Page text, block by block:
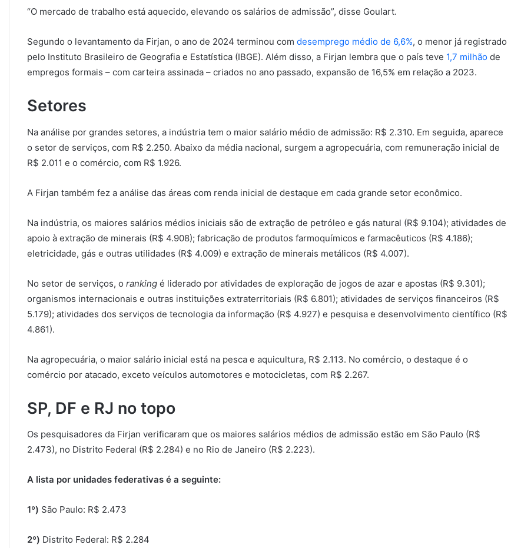
“O mercado de trabalho está aquecido, elevando os salários de admissão”, disse Goulart.
Segundo o levantamento da Firjan, o ano de 2024 terminou com desemprego médio de 6,6%, o menor já registrado
pelo Instituto Brasileiro de Geografia e Estatística (IBGE). Além disso, a Firjan lembra que o país teve 1,7 milhão de
empregos formais – com carteira assinada – criados no ano passado, expansão de 16,5% em relação a 2023.
Setores
Na análise por grandes setores, a indústria tem o maior salário médio de admissão: R$ 2.310. Em seguida, aparece
o setor de serviços, com R$ 2.250. Abaixo da média nacional, surgem a agropecuária, com remuneração inicial de
R$ 2.011 e o comércio, com R$ 1.926.
A Firjan também fez a análise das áreas com renda inicial de destaque em cada grande setor econômico.
Na indústria, os maiores salários médios iniciais são de extração de petróleo e gás natural (R$ 9.104); atividades de
apoio à extração de minerais (R$ 4.908); fabricação de produtos farmoquímicos e farmacêuticos (R$ 4.186);
eletricidade, gás e outras utilidades (R$ 4.009) e extração de minerais metálicos (R$ 4.007).
No setor de serviços, o ranking é liderado por atividades de exploração de jogos de azar e apostas (R$ 9.301);
organismos internacionais e outras instituições extraterritoriais (R$ 6.801); atividades de serviços financeiros (R$
5.179); atividades dos serviços de tecnologia da informação (R$ 4.927) e pesquisa e desenvolvimento científico (R$
4.861).
Na agropecuária, o maior salário inicial está na pesca e aquicultura, R$ 2.113. No comércio, o destaque é o
comércio por atacado, exceto veículos automotores e motocicletas, com R$ 2.267.
SP, DF e RJ no topo
Os pesquisadores da Firjan verificaram que os maiores salários médios de admissão estão em São Paulo (R$
2.473), no Distrito Federal (R$ 2.284) e no Rio de Janeiro (R$ 2.223).
A lista por unidades federativas é a seguinte:
1º) São Paulo: R$ 2.473
2º) Distrito Federal: R$ 2.284